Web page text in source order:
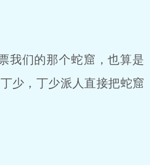
我们的那个蛇窟，也算是
少，丁少派人直接把蛇窟